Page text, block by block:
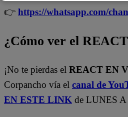
👉 https://whatsapp.com/
¿Cómo ver el
¡No te pierdas el REACT EN
Corpancho vía el canal de
EN ESTE LINK de LUNES A